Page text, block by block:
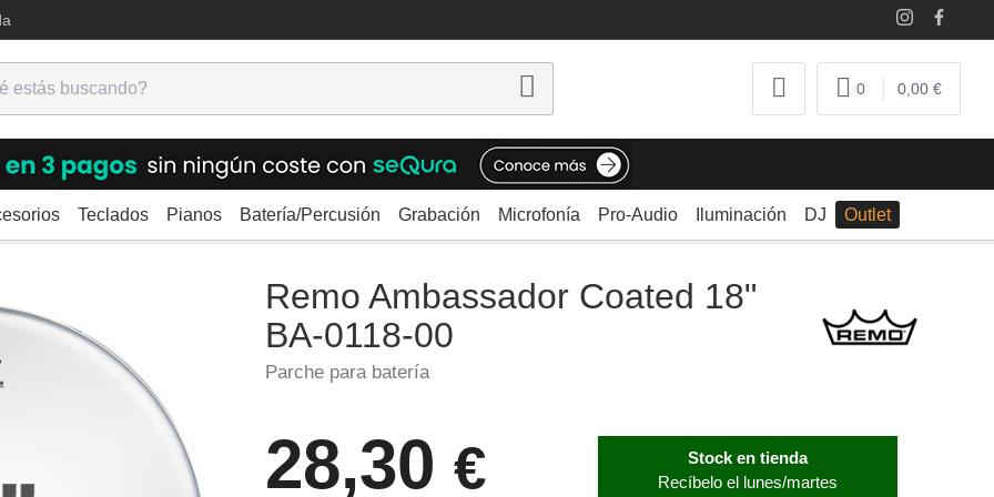
0 0,00 €
Teclados Pianos Batería/Percusión Grabación Microfonía Pro-Audio Iluminación DJ Outlet
Remo Ambassador Coated 18" BA-0118-00
Remo Ambassador Coated 18"
BA-0118-00
Parche para batería
28,30 €
Stock en tienda
Recíbelo el lunes/martes